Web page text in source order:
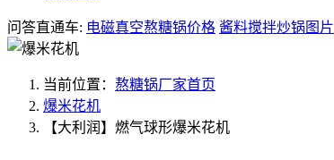
问答直通车: 电磁真空熬糖锅价格 酱料搅拌炒锅图片
当前位置： 熬糖锅厂家首页
爆米花机
【大利润】燃气球形爆米花机